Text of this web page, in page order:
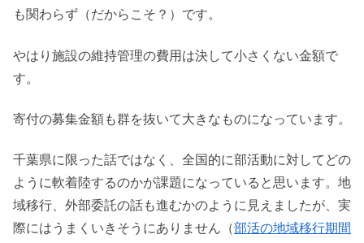
も関わらず（だからこそ？）です。
やはり施設の維持管理の費用は決して小さくない金額で
す。
寄付の募集金額も群を抜いて大きなものになっています。
千葉県に限った話ではなく、全国的に部活動に対してどの
ように軟着陸するのかが課題になっていると思います。地
域移行、外部委託の話も進むかのように見えましたが、実
際にはうまくいきそうにありません（部活の地域移行期間